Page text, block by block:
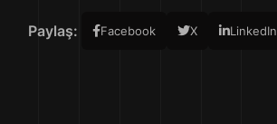
Paylaş: Facebook X LinkedIn